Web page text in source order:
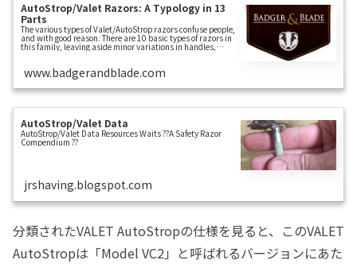
AutoStrop/Valet Razors: A Typology in 13
Parts
The various types of Valet/AutoStrop razors confuse people,
and with good reason. There are 10 basic types of razors in
this family, leaving aside minor variations in handles,
www.badgerandblade.com
AutoStrop/Valet Data
AutoStrop/Valet Data Resources Waits ??A Safety Razor
Compendium ??
jrshaving.blogspot.com
分類されたVALET AutoStropの仕様を見ると、このVALET
AutoStropは「Model VC2」と呼ばれるバージョンにあた